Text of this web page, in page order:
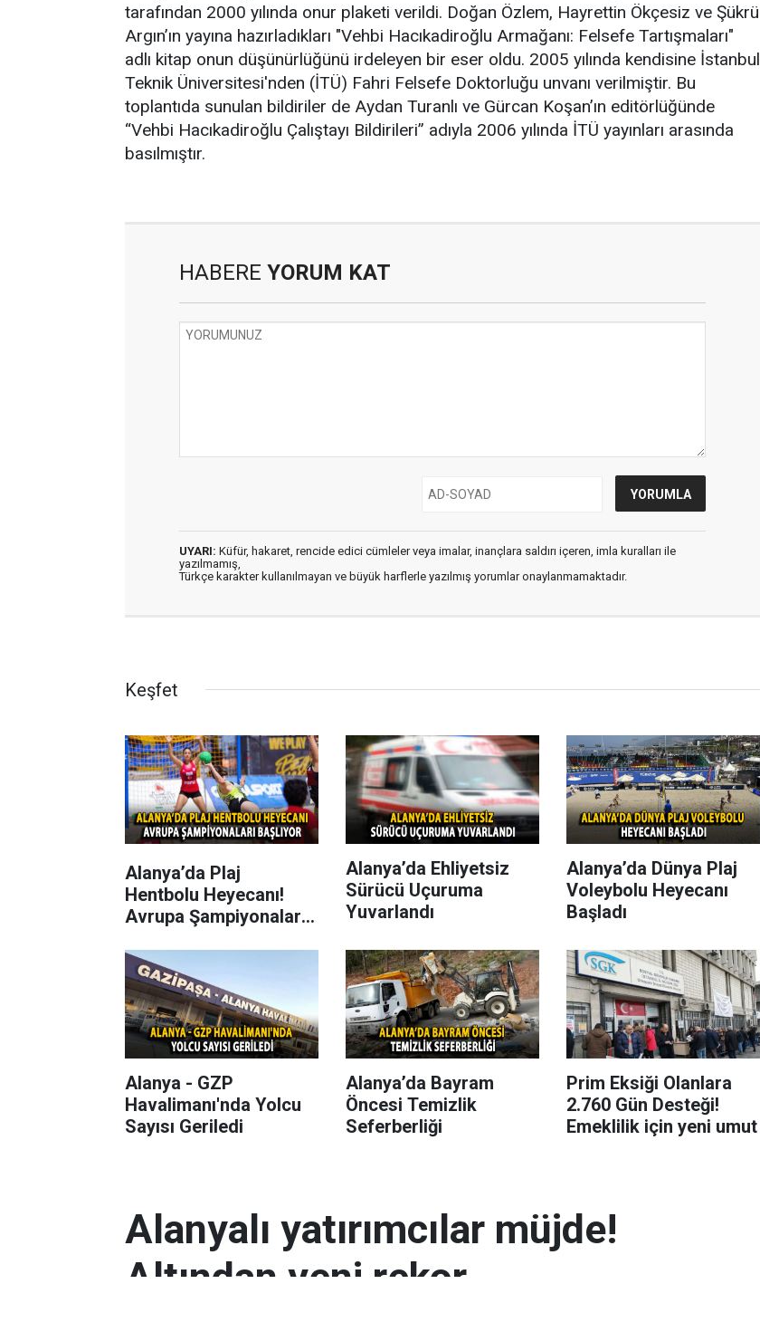
tarafından 2000 yılında onur plaketi verildi. Doğan Özlem, Hayrettin Ökçesiz ve Şükrü
Argın’ın yayına hazırladıkları "Vehbi Hacıkadiroğlu Armağanı: Felsefe Tartışmaları"
adlı kitap onun düşünürlüğünü irdeleyen bir eser oldu. 2005 yılında kendisine İstanbul
Teknik Üniversitesi'nden (İTÜ) Fahri Felsefe Doktorluğu unvanı verilmiştir. Bu
toplantıda sunulan bildiriler de Aydan Turanlı ve Gürcan Koşan’ın editörlüğünde
“Vehbi Hacıkadiroğlu Çalıştayı Bildirileri” adıyla 2006 yılında İTÜ yayınları arasında
basılmıştır.
HABERE YORUM KAT
UYARI: Küfür, hakaret, rencide edici cümleler veya imalar, inançlara saldırı içeren, imla kuralları ile
yazılmamış,
Türkçe karakter kullanılmayan ve büyük harflerle yazılmış yorumlar onaylanmamaktadır.
Keşfet
Alanya’da Plaj
Hentbolu Heyecanı!
Avrupa Şampiyonaları
Alanya’da Ehliyetsiz
Sürücü Uçuruma
Yuvarlandı
Alanya’da Dünya Plaj
Voleybolu Heyecanı
Başladı
Alanya - GZP
Havalimanı'nda Yolcu
Sayısı Geriledi
Alanya’da Bayram
Öncesi Temizlik
Seferberliği
Prim Eksiği Olanlara
2.760 Gün Desteği!
Emeklilik için yeni umut
Alanyalı yatırımcılar müjde!
Altından yeni rekor